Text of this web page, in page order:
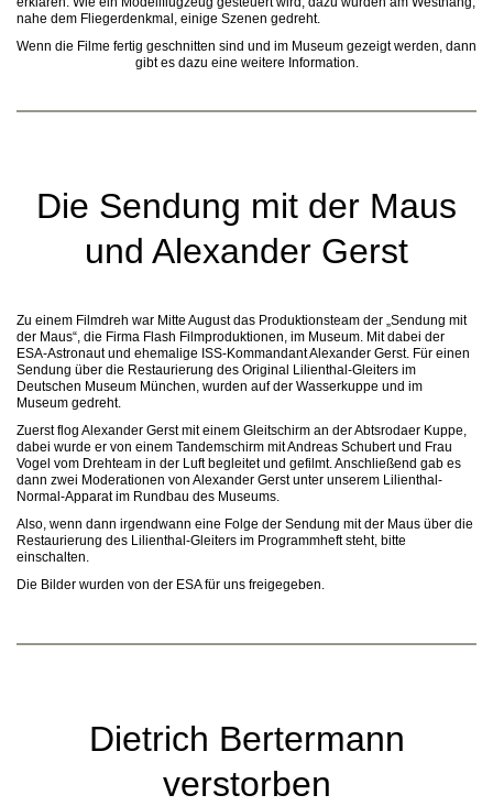
nahe dem Fliegerdenkmal, einige Szenen gedreht.
Wenn die Filme fertig geschnitten sind und im Museum gezeigt werden, dann
gibt es dazu eine weitere Information.
Die Sendung mit der Maus
und Alexander Gerst
Zu einem Filmdreh war Mitte August das Produktionsteam der „Sendung mit
der Maus“, die Firma Flash Filmproduktionen, im Museum. Mit dabei der
ESA-Astronaut und ehemalige ISS-Kommandant Alexander Gerst. Für einen
Sendung über die Restaurierung des Original Lilienthal-Gleiters im
Deutschen Museum München, wurden auf der Wasserkuppe und im
Museum gedreht.
Zuerst flog Alexander Gerst mit einem Gleitschirm an der Abtsrodaer Kuppe,
dabei wurde er von einem Tandemschirm mit Andreas Schubert und Frau
Vogel vom Drehteam in der Luft begleitet und gefilmt. Anschließend gab es
dann zwei Moderationen von Alexander Gerst unter unserem Lilienthal-
Normal-Apparat im Rundbau des Museums.
Also, wenn dann irgendwann eine Folge der Sendung mit der Maus über die
Restaurierung des Lilienthal-Gleiters im Programmheft steht, bitte
einschalten.
Die Bilder wurden von der ESA für uns freigegeben.
Dietrich Bertermann
verstorben